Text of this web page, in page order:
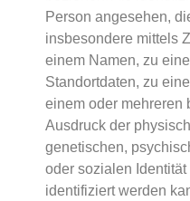
Person angesehen,
insbesondere mittels
einem Namen, zu
Standortdaten, zu
einem oder mehreren
Ausdruck der
genetischen,
oder sozialen
identifiziert werden